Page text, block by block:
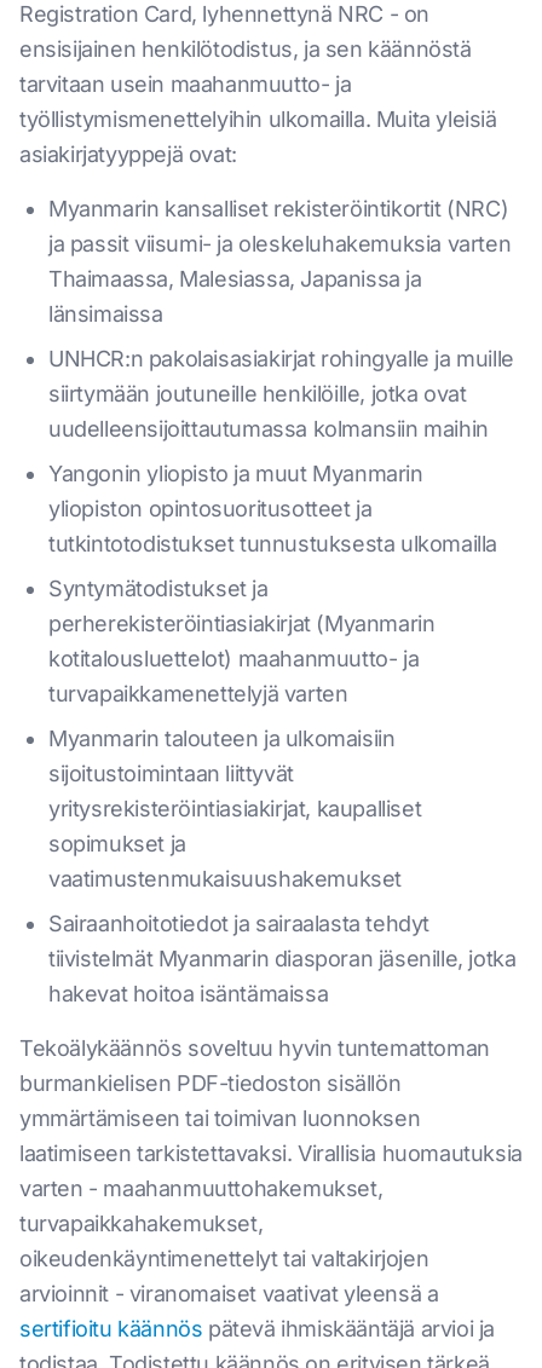
Registration Card, lyhennettynä NRC - on
ensisijainen henkilötodistus, ja sen käännöstä
tarvitaan usein maahanmuutto- ja
työllistymismenettelyihin ulkomailla. Muita yleisiä
asiakirjatyyppejä ovat:
Myanmarin kansalliset rekisteröintikortit (NRC)
ja passit viisumi- ja oleskeluhakemuksia varten
Thaimaassa, Malesiassa, Japanissa ja
länsimaissa
UNHCR:n pakolaisasiakirjat rohingyalle ja muille
siirtymään joutuneille henkilöille, jotka ovat
uudelleensijoittautumassa kolmansiin maihin
Yangonin yliopisto ja muut Myanmarin
yliopiston opintosuoritusotteet ja
tutkintotodistukset tunnustuksesta ulkomailla
Syntymätodistukset ja
perherekisteröintiasiakirjat (Myanmarin
kotitalousluettelot) maahanmuutto- ja
turvapaikkamenettelyjä varten
Myanmarin talouteen ja ulkomaisiin
sijoitustoimintaan liittyvät
yritysrekisteröintiasiakirjat, kaupalliset
sopimukset ja
vaatimustenmukaisuushakemukset
Sairaanhoitotiedot ja sairaalasta tehdyt
tiivistelmät Myanmarin diasporan jäsenille, jotka
hakevat hoitoa isäntämaissa
Tekoälykäännös soveltuu hyvin tuntemattoman
burmankielisen PDF-tiedoston sisällön
ymmärtämiseen tai toimivan luonnoksen
laatimiseen tarkistettavaksi. Virallisia huomautuksia
varten - maahanmuuttohakemukset,
turvapaikkahakemukset,
oikeudenkäyntimenettelyt tai valtakirjojen
arvioinnit - viranomaiset vaativat yleensä a
sertifioitu käännös pätevä ihmiskääntäjä arvioi ja